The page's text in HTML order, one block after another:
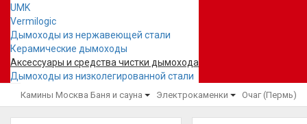
UMK
Vermilogic
Дымоходы из нержавеющей стали
Керамические дымоходы
Аксессуары и средства чистки дымохода
Дымоходы из низколегированной стали
Камины Москва Баня и сауна Электрокаменки Очаг (Пермь)